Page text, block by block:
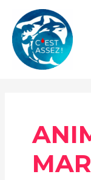
contenu